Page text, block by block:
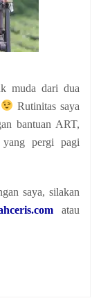
muda dari dua
Rutinitas saya
bantuan ART,
yang pergi pagi
saya, silakan
atau